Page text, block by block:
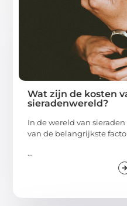
Wat zijn de kosten
sieradenwereld?
In de wereld van
van de belangrijkste
...